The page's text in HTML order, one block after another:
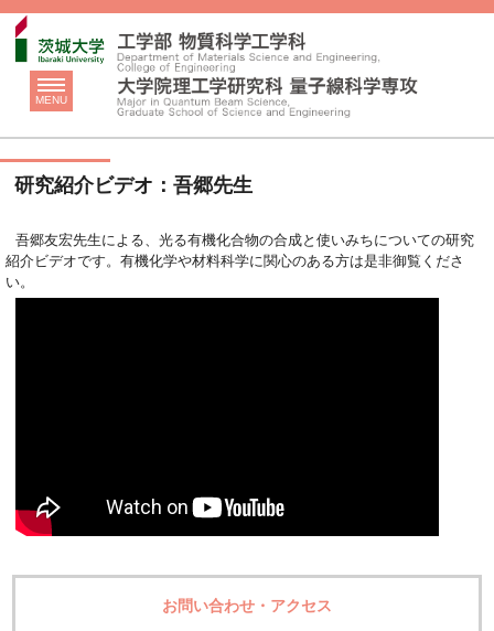
MENU
研究紹介ビデオ：吾郷先生
吾郷友宏先生による、光る有機化合物の合成と使いみちについての研究
紹介ビデオです。有機化学や材料科学に関心のある方は是非御覧くださ
い。
お問い合わせ・アクセス